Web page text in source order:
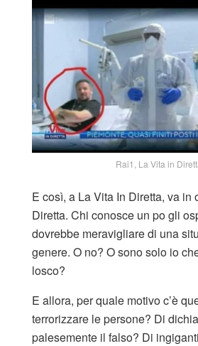
Rai1, La Vita in
E così, a La Vita In Diretta, va in
Diretta. Chi conosce un po gli
dovrebbe meravigliare di una
genere. O no? O sono solo io
losco?
E allora, per quale motivo c’è
terrorizzare le persone? Di
palesemente il falso? Di